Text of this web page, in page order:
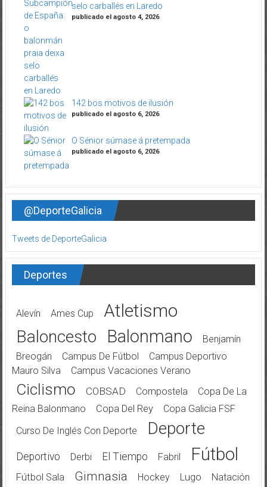
selo carballés en Laredo
publicado el agosto 4, 2026
142 bos motivos de ilusión
publicado el agosto 6, 2026
O Sénior súmase á pretempada
publicado el agosto 6, 2026
@DeporteGalicia
Tweets de DeporteGalicia
Deportes
Alevín Ames Cup Atletismo
Baloncesto Balonmano
Benjamín
Breogán
Campus De Fútbol
Campus Deportivo
Mauro Silva
Campus Vacaciones Verano
Ciclismo COBSAD Compostela
Copa De La
Reina Balonmano
Copa Del Rey
Copa Galicia FSF
Curso De Inglés Con Deporte
Deporte
Deportivo Derbi El Tiempo Fabril Fútbol
Fútbol Sala Gimnasia Hockey Lugo Natación